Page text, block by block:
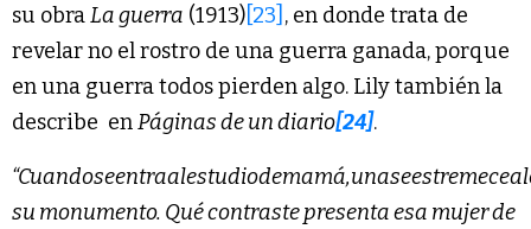
su obraLa guerra (1913) [23] , en donde trata de
revelar no el rostro de una guerra ganada, porque
en una guerra todos pierden algo. Lily también la
describe enPáginas de un diario[24].
“Cuandoseentraalestudiodemamá,unaseestremeceal
su monumento. Qué contraste presenta esa mujer de